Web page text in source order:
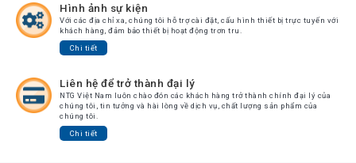
Hình ảnh sự kiện
Với các địa chỉ xa, chúng tôi hỗ trợ cài đặt, cấu hình thiết bị trực tuyến với
khách hàng, đảm bảo thiết bị hoạt động trơn tru.
Chi tiết
Liên hệ để trở thành đại lý
NTG Việt Nam luôn chào đón các khách hàng trở thành chính đại lý của
chúng tôi, tin tưởng và hài lòng về dịch vụ, chất lượng sản phẩm của
chúng tôi.
Chi tiết